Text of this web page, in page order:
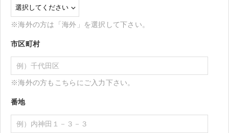
※海外の方は「海外」を選択して下さい。
市区町村
※海外の方もこちらにご入力下さい。
番地